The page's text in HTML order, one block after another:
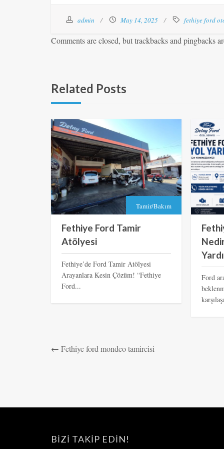
admin May 14, 2025 fethiye ford
Comments are closed, but trackbacks and pingbacks
Related Posts
Tamir/Bakım
Fethiye Ford Tamir
Atölyesi
Fethiye’de Ford Tamir Atölyesi
Arayanlara Kesin Çözüm! “Fethiye
Ford...
Ford
← Fethiye ford mondeo tamircisi
BIZI TAKIP EDIN!